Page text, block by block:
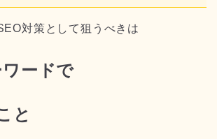
対策として狙うべきは
ードで
と